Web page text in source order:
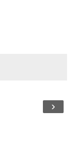
›